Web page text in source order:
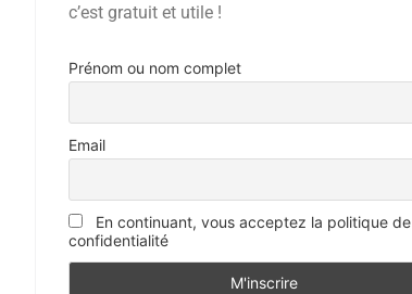
c’est gratuit et utile !
Prénom ou nom complet
Email
En continuant, vous acceptez la politique de
confidentialité